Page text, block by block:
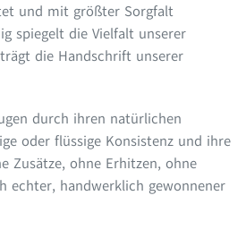
und mit größter Sorgfalt
spiegelt die Vielfalt unserer
die Handschrift unserer
durch ihren natürlichen
oder flüssige Konsistenz und ihre
Zusätze, ohne Erhitzen, ohne
echter, handwerklich gewonnener